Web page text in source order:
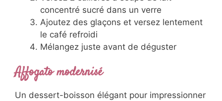
concentré sucré dans un verre
Ajoutez des glaçons et versez lentement
le café refroidi
Mélangez juste avant de déguster
Affogato modernisé
Un dessert-boisson élégant pour impressionner